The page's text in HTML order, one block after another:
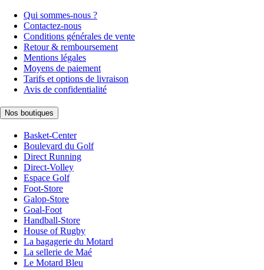
Qui sommes-nous ?
Contactez-nous
Conditions générales de vente
Retour & remboursement
Mentions légales
Moyens de paiement
Tarifs et options de livraison
Avis de confidentialité
Nos boutiques
Basket-Center
Boulevard du Golf
Direct Running
Direct-Volley
Espace Golf
Foot-Store
Galop-Store
Goal-Foot
Handball-Store
House of Rugby
La bagagerie du Motard
La sellerie de Maé
Le Motard Bleu